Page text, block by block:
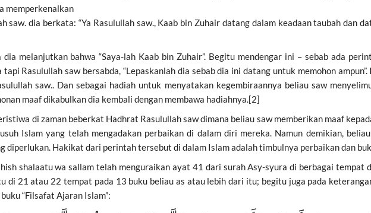
memperkenalkan
saw. dia berkata: “Ya Rasulullah saw., Kaab bin Zuhair datang dalam keadaan taubah dan
dia melanjutkan bahwa “Saya-lah Kaab bin Zuhair”. Begitu mendengar ini – sebab ada
Rasulullah saw bersabda, “Lepaskanlah dia sebab dia ini datang untuk memohon
saw.. Dan sebagai hadiah untuk menyatakan kegembiraannya beliau saw
maaf dikabulkan dia kembali dengan membawa hadiahnya.[2]
di zaman beberkat Hadhrat Rasulullah saw dimana beliau saw memberikan maaf
Islam yang telah mengadakan perbaikan di dalam diri mereka. Namun demikian,
diperlukan. Hakikat dari perintah tersebut di dalam Islam adalah timbulnya perbaikan dan
shalaatu wa sallam telah menguraikan ayat 41 dari surah Asy-syura di berbagai tempat
di 21 atau 22 tempat pada 13 buku beliau as atau lebih dari itu; begitu juga pada
“Filsafat Ajaran Islam”: